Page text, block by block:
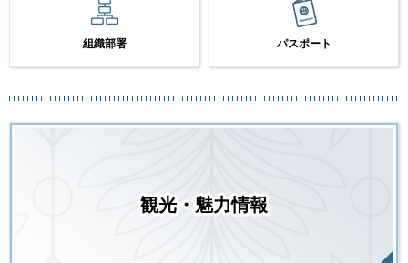
組織部署 パスポート
観光・魅力情報